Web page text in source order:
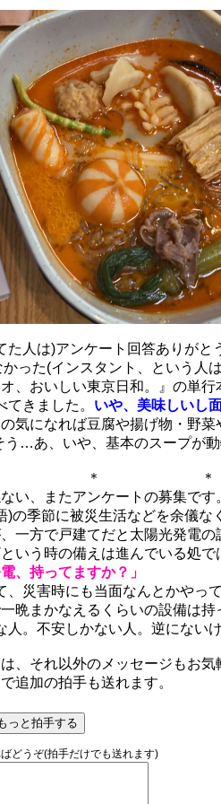
人は)アンケート回答ありがと
った(インスタント、という人
、おいしい東京日和。』の単行
きました。 いや、美味しいし
気になれば豆腐や揚げ物・野菜
…あ、いや、基本のスープが動
＊
い、またアンケートの募集です
の季節に被災生活などを余儀な
一方で戸建てだと太陽光発電の
いう時の備えは進んでいる処で
、持ってますか？」
災害時にも当面なんとかやっ
晩まかなえるくらいの設備は持
。不安しかない人。逆にない
、それ以外のメッセージもお気
追加の拍手も送れます。
どうぞ(拍手だけでも送れます)